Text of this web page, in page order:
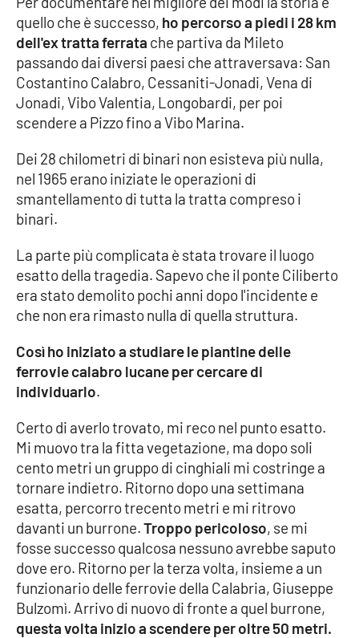
APP
Android
Apple
quello che è successo, ho percorso a piedi i 28 km
dell'ex tratta ferrata che partiva da Mileto
passando dai diversi paesi che attraversava: San
Costantino Calabro, Cessaniti-Jonadi, Vena di
Jonadi, Vibo Valentia, Longobardi, per poi
scendere a Pizzo fino a Vibo Marina.
Dei 28 chilometri di binari non esisteva più nulla,
nel 1965 erano iniziate le operazioni di
smantellamento di tutta la tratta compreso i
binari.
La parte più complicata è stata trovare il luogo
esatto della tragedia. Sapevo che il ponte Ciliberto
era stato demolito pochi anni dopo l'incidente e
che non era rimasto nulla di quella struttura.
Così ho iniziato a studiare le piantine delle
ferrovie calabro lucane per cercare di
individuarlo.
Certo di averlo trovato, mi reco nel punto esatto.
Mi muovo tra la fitta vegetazione, ma dopo soli
cento metri un gruppo di cinghiali mi costringe a
tornare indietro. Ritorno dopo una settimana
esatta, percorro trecento metri e mi ritrovo
davanti un burrone.Troppo pericoloso, se mi
fosse successo qualcosa nessuno avrebbe saputo
dove ero. Ritorno per la terza volta, insieme a un
funzionario delle ferrovie della Calabria, Giuseppe
Bulzomì. Arrivo di nuovo di fronte a quel burrone,
questa volta inizio a scendere per oltre 50 metri.